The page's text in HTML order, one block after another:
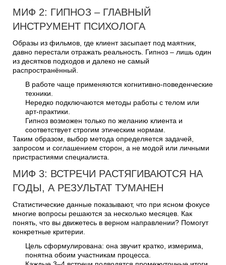
МИФ 2: ГИПНОЗ – ГЛАВНЫЙ
ИНСТРУМЕНТ ПСИХОЛОГА
Образы из фильмов, где клиент засыпает под маятник,
давно перестали отражать реальность. Гипноз – лишь один
из десятков подходов и далеко не самый
распространённый.
В работе чаще применяются когнитивно-поведенческие
техники.
Нередко подключаются методы работы с телом или
арт-практики.
Гипноз возможен только по желанию клиента и
соответствует строгим этическим нормам.
Таким образом, выбор метода определяется задачей,
запросом и соглашением сторон, а не модой или личными
пристрастиями специалиста.
МИФ 3: ВСТРЕЧИ РАСТЯГИВАЮТСЯ НА
ГОДЫ, А РЕЗУЛЬТАТ ТУМАНЕН
Статистические данные показывают, что при ясном фокусе
многие вопросы решаются за несколько месяцев. Как
понять, что вы движетесь в верном направлении? Помогут
конкретные критерии.
Цель сформулирована: она звучит кратко, измерима,
понятна обоим участникам процесса.